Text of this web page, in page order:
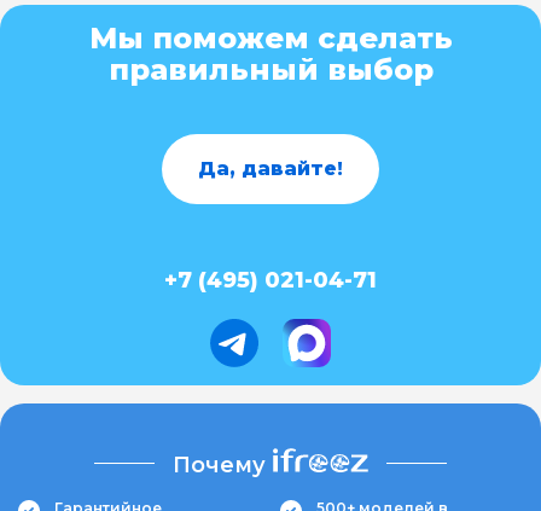
Мы поможем сделать
правильный выбор
Да, давайте!
+7 (495) 021-04-71
Почему